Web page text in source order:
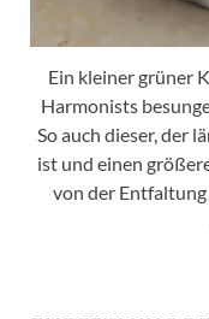
Ein kleiner grüner
Harmonists
So auch dieser, der
ist und einen
von der